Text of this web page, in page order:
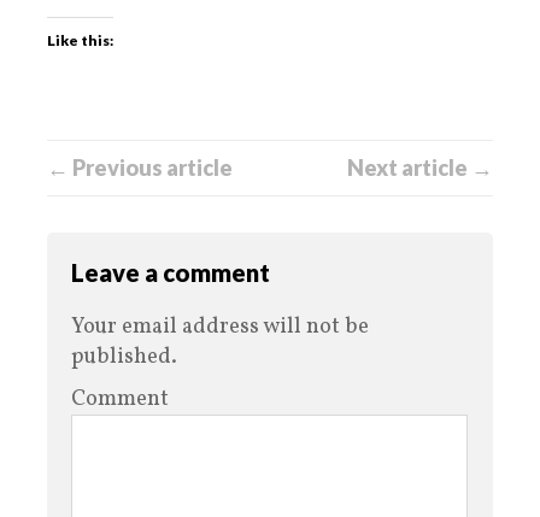
Like this:
← Previous article Next article →
Leave a comment
Your email address will not be
published.
Comment